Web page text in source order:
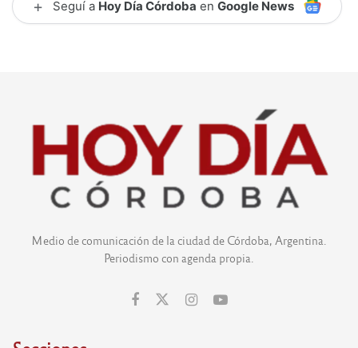
+ Seguí a Hoy Día Córdoba en Google News
Medio de comunicación de la ciudad de Córdoba, Argentina.
Periodismo con agenda propia.